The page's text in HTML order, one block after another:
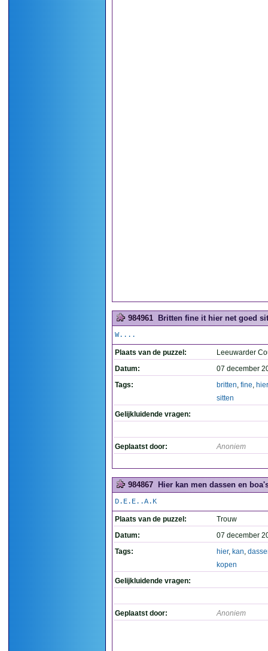
984961 Britten fine it hier net goed
W....
Plaats van de puzzel:
Leeuwarder
Datum:
07 december
Tags:
britten, fine, hier
sitten
Gelijkluidende vragen:
Geplaatst door: Anoniem
984867 Hier kan men dassen en
D.E.E..A.K
Plaats van de puzzel:
Trouw
Datum:
07 december
Tags:
hier, kan,
kopen
Gelijkluidende vragen:
Geplaatst door: Anoniem